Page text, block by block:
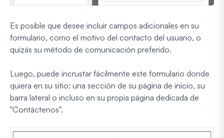
Es posible que desee incluir campos adicionales en su
formulario, como el motivo del contacto del usuario, o
quizás su método de comunicación preferido.
Luego, puede incrustar fácilmente este formulario donde
quiera en su sitio: una sección de su página de inicio, su
barra lateral o incluso en su propia página dedicada de
"Contáctenos".